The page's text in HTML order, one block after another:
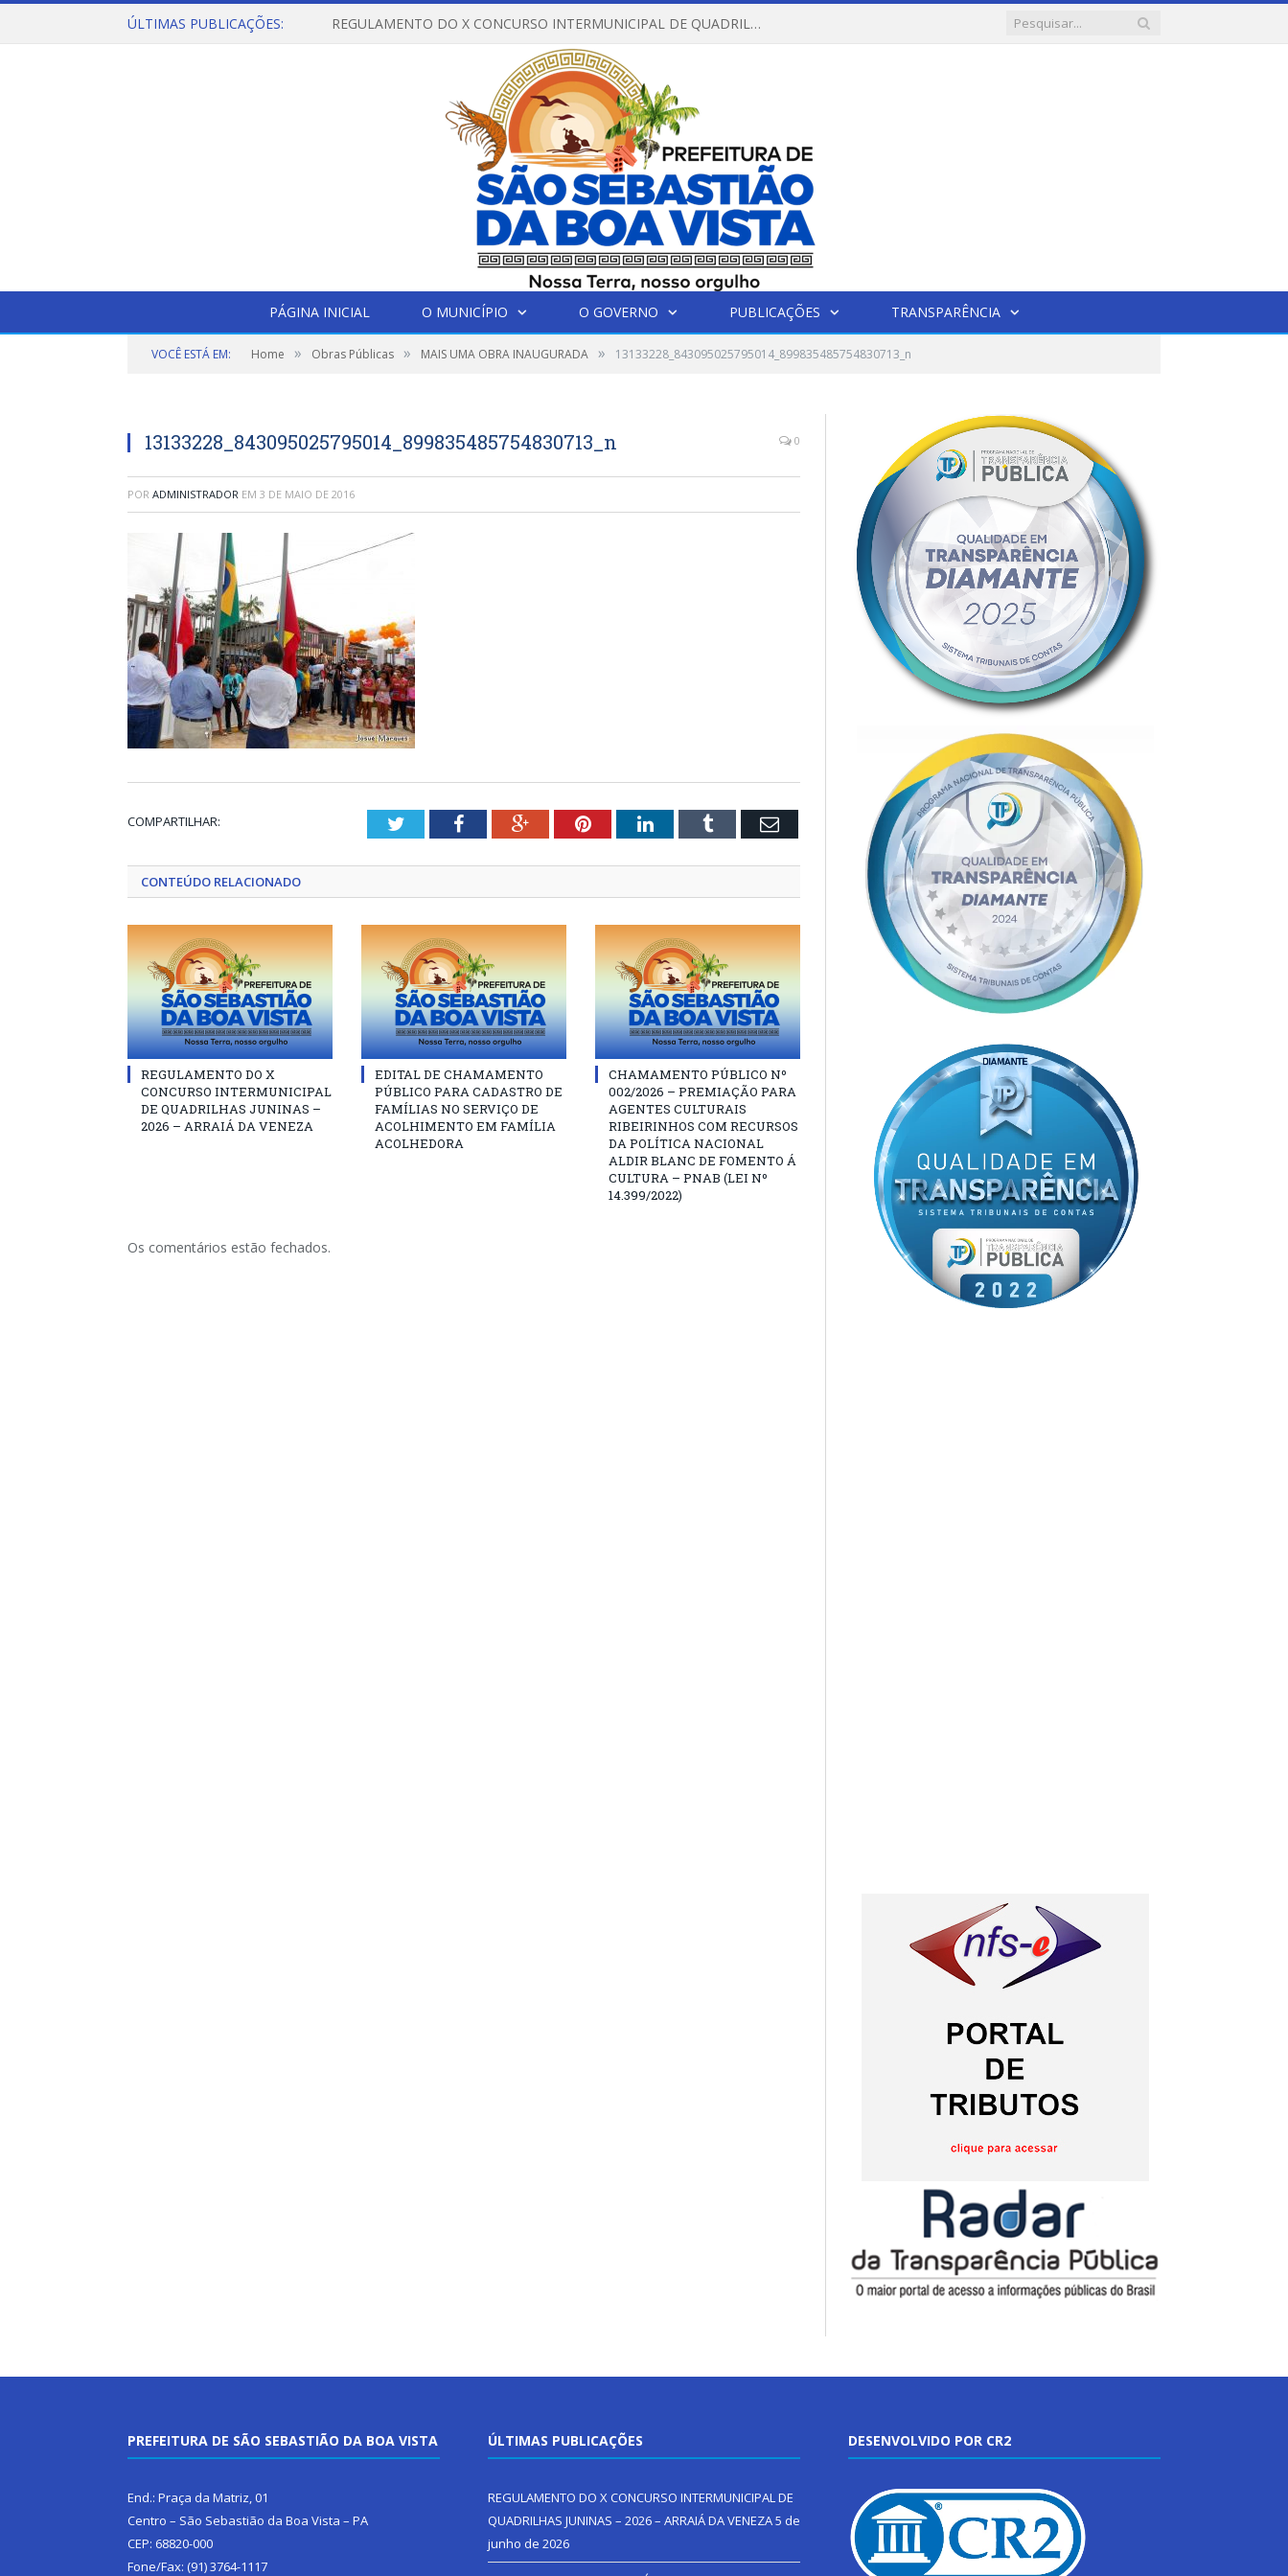
ÚLTIMAS PUBLICAÇÕES: REGULAMENTO DO X CONCURSO INTERMUNICIPAL DE QUADRILHAS JUNINAS – 2026 – ARRAIÁ DA VENEZA
PÁGINA INICIAL O MUNICÍPIO O GOVERNO PUBLICAÇÕES TRANSPARÊNCIA
VOCÊ ESTÁ EM: Home » Obras Públicas » MAIS UMA OBRA INAUGURADA » 13133228_843095025795014_899835485754830713_n
13133228_843095025795014_899835485754830713_n 0
POR ADMINISTRADOR EM 3 DE MAIO DE 2016
COMPARTILHAR: TwitterFacebookGoogle+PinterestLinkedInTumblr Email
CONTEÚDO RELACIONADO
REGULAMENTO DO X
CONCURSO INTERMUNICIPAL
DE QUADRILHAS JUNINAS –
2026 – ARRAIÁ DA VENEZA
EDITAL DE CHAMAMENTO
PÚBLICO PARA CADASTRO DE
FAMÍLIAS NO SERVIÇO DE
ACOLHIMENTO EM FAMÍLIA
ACOLHEDORA
CHAMAMENTO PÚBLICO Nº
002/2026 – PREMIAÇÃO PARA
AGENTES CULTURAIS
RIBEIRINHOS COM RECURSOS
DA POLÍTICA NACIONAL
ALDIR BLANC DE FOMENTO Á
CULTURA – PNAB (LEI Nº
14.399/2022)
Os comentários estão fechados.
PREFEITURA DE SÃO SEBASTIÃO DA BOA VISTA
End.: Praça da Matriz, 01
Centro – São Sebastião da Boa Vista – PA
CEP: 68820-000
Fone/Fax: (91) 3764-1117
ÚLTIMAS PUBLICAÇÕES
REGULAMENTO DO X CONCURSO INTERMUNICIPAL DE
QUADRILHAS JUNINAS – 2026 – ARRAIÁ DA VENEZA5 de
junho de 2026
DESENVOLVIDO POR CR2